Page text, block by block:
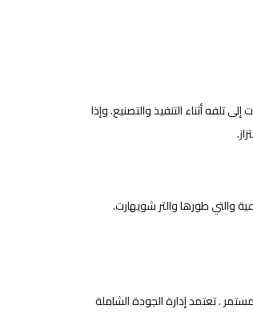
تلفه أثناء التنفيذ والتصنيع. وإذا
والتي طورها والتر شويهارت.
. تعتمد إدارة الجودة الشاملة